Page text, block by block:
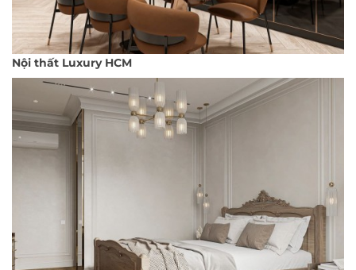
Nội thất Luxury HCM